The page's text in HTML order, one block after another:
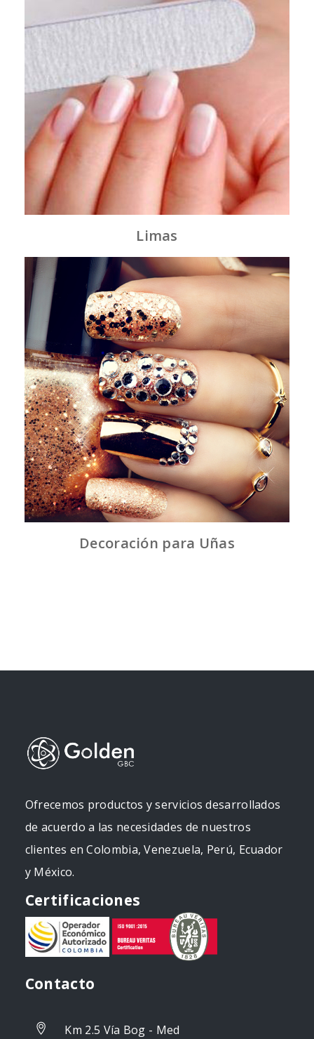
Limas
Decoración para Uñas
Ofrecemos productos y servicios desarrollados
de acuerdo a las necesidades de nuestros
clientes en Colombia, Venezuela, Perú, Ecuador
y México.
Certificaciones
Contacto
Km 2.5 Vía Bog - Med